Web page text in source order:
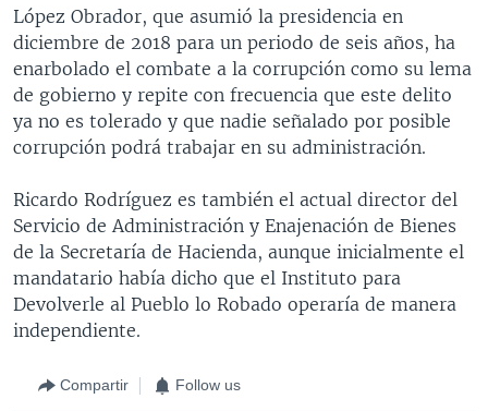
López Obrador, que asumió la presidencia en
diciembre de 2018 para un periodo de seis años, ha
enarbolado el combate a la corrupción como su lema
de gobierno y repite con frecuencia que este delito
ya no es tolerado y que nadie señalado por posible
corrupción podrá trabajar en su administración.
Ricardo Rodríguez es también el actual director del
Servicio de Administración y Enajenación de Bienes
de la Secretaría de Hacienda, aunque inicialmente el
mandatario había dicho que el Instituto para
Devolverle al Pueblo lo Robado operaría de manera
independiente.
Compartir Follow us